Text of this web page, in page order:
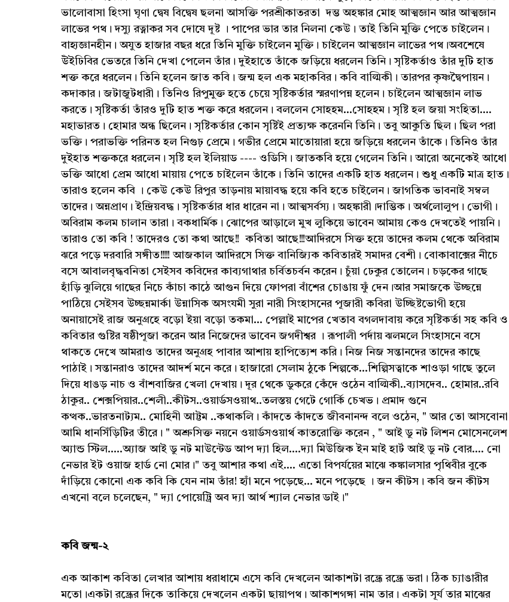
ভালোবাসা হিংসা ঘৃণা দ্বেষ বিদ্বেষ ছলনা আসক্তি পরশ্রীকাতরতা দম্ভ অহঙ্কার মোহ আত্মজ্ঞান আর আত্মজ্ঞান
লাভের পথ। দস্যু রত্নাকর সব দোষে দূষ্ট । পাপের ভার তার নিলনা কেউ। তাই তিনি মুক্তি পেতে চাইলেন।
বাহ্যজ্ঞানহীন। অযুত হাজার বছর ধরে তিনি মুক্তি চাইলেন মুক্তি। চাইলেন আত্মজ্ঞান লাভের পথ।অবশেষে
উঁইঢিবির ভেতরে তিনি দেখা পেলেন তাঁর। দুইহাতে তাঁকে জড়িয়ে ধরলেন তিনি। সৃষ্টিকর্তাও তাঁর দুটি হাত
শক্ত করে ধরলেন। তিনি হলেন জাত কবি। জন্ম হল এক মহাকবির। কবি বাল্মিকী। তারপর কৃষ্ণদ্বৈপায়ন।
কদাকার। জটাজুটধারী। তিনিও রিপুমুক্ত হতে চেয়ে সৃষ্টিকর্তার স্মরণাপন্ন হলেন। চাইলেন আত্মজ্ঞান লাভ
করতে। সৃষ্টিকর্তা তাঁরও দুটি হাত শক্ত করে ধরলেন। বললেন সোহহম...সোহহম। সৃষ্টি হল জয়া সংহিতা....
মহাভারত। হোমার অন্ধ ছিলেন। সৃষ্টিকর্তার কোন সৃষ্টিই প্রত্যক্ষ করেননি তিনি। তবু আকুতি ছিল। ছিল পরা
ভক্তি। পরাভক্তি পরিনত হল নিগুঢ় প্রেমে। গভীর প্রেমে মাতোয়ারা হয়ে জড়িয়ে ধরলেন তাঁকে। তিনিও তাঁর
দুইহাত শক্তকরে ধরলেন। সৃষ্টি হল ইলিয়াড ---- ওডিসি। জাতকবি হয়ে গেলেন তিনি। আরো অনেকেই আধো
ভক্তি আধো প্রেম আধো মায়ায় পেতে চাইলেন তাঁকে। তিনি তাদের একটি হাত ধরলেন। শুধু একটি মাত্র হাত।
তারাও হলেন কবি । কেউ কেউ রিপুর তাড়নায় মায়াবদ্ধ হয়ে কবি হতে চাইলেন। জাগতিক ভাবনাই সম্বল
তাদের। অন্নপ্রাণ। ইন্দ্রিয়বদ্ধ। সৃষ্টিকর্তার ধার ধারেন না। আত্মসর্বস্য। অহঙ্কারী।দাম্ভিক। অর্থলোলুপ। ভোগী।
অবিরাম কলম চালান তারা। বকধার্মিক। ঝোপের আড়ালে মুখ লুকিয়ে ভাবেন আমায় কেও দেখতেই পায়নি।
তারাও তো কবি ! তাদেরও তো কথা আছে!! কবিতা আছে!!!আদিরসে সিক্ত হয়ে তাদের কলম থেকে অবিরাম
ঝরে পড়ে দরবারি সঙ্গীত!!!!! আজকাল আদিরসে সিক্ত বানিজ্যিক কবিতারই সমাদর বেশী। বোকাবাক্সের নীচে
বসে আবালবৃদ্ধবনিতা সেইসব কবিদের কাব্যগাথার চর্বিতচর্বন করেন। চুঁয়া ঢেকুর তোলেন। চড়কের গাছে
হাঁড়ি ঝুলিয়ে গাছের নিচে কাঁচা কাঠে আগুন দিয়ে ফোপরা বাঁশের চোঙায় ফুঁ দেন।আর সমাজকে উচ্ছন্নে
পাঠিয়ে সেইসব উচ্ছন্নমার্কা উন্নাসিক অসংযমী সুরা নারী সিংহাসনের পূজারী কবিরা উচ্ছিষ্টভোগী হয়ে
অনায়াসেই রাজ অনুগ্রহে বড়ো ইয়া বড়ো তকমা... পেল্লাই মাপের খেতাব বগলদাবায় করে সৃষ্টিকর্তা সহ কবি ও
কবিতার গুষ্টির ষষ্ঠীপূজা করেন আর নিজেদের ভাবেন জগদীশ্বর । রূপালী পর্দায় ঝলমলে সিংহাসনে বসে
থাকতে দেখে আমরাও তাদের অনুগ্রহ পাবার আশায় হাপিত্যেশ করি। নিজ নিজ সন্তানদের তাদের কাছে
পাঠাই। সন্তানরাও তাদের আদর্শ মনে করে। হাজারো সেলাম ঠুকে শিল্পকে...শিল্পিসত্বাকে শাওড়া গাছে তুলে
দিয়ে ধাঙড় নাচ ও বাঁশবাজির খেলা দেখায়। দূর থেকে ডুকরে কেঁদে ওঠেন বাল্মিকী..ব্যাসদেব.. হোমার..রবি
ঠাকুর.. শেক্সপিয়ার..শেলী..কীটস..ওয়ার্ডসওয়াথ..তলস্তয় গেটে গোর্কি চেখভ। প্রমাদ গুনে
কত্থক..ভারতনাট্যম.. মোহিনী আট্টম ..কথাকলি। কাঁদতে কাঁদতে জীবনানন্দ বলে ওঠেন, " আর তো আসবোনা
আমি ধানসিঁড়িটির তীরে। " অশ্রুসিক্ত নয়নে ওয়ার্ডসওয়ার্থ কাতরোক্তি করেন , " আই ডু নট লিশন মোসেনলেশ
অ্যান্ড স্টিল.....অ্যাজ আই ডু নট মাউন্টেড আপ দ্যা হিল....দ্যা মিউজিক ইন মাই হার্ট আই ডু নট বোর.... নো
নেভার ইট ওয়াজ হার্ড নো মোর।" তবু আশার কথা এই.... এতো বিপর্যয়ের মাঝে কঙ্কালসার পৃথিবীর বুকে
দাঁড়িয়ে কোনো এক কবি কি যেন নাম তাঁর! হ্যাঁ মনে পড়েছে... মনে পড়েছে । জন কীটস। কবি জন কীটস
এখনো বলে চলেছেন, " দ্যা পোয়েট্রি অব দ্যা আর্থ শ্যাল নেভার ডাই।"
কবি জন্ম-২
এক আকাশ কবিতা লেখার আশায় ধরাধামে এসে কবি দেখলেন আকাশটা রন্ধ্রে রন্ধ্রে ভরা। ঠিক চ্যাঙারীর
মতো।একটা রন্ধ্রের দিকে তাকিয়ে দেখলেন একটা ছায়াপথ। আকাশগঙ্গা নাম তার। একটা সূর্য তার মাঝের